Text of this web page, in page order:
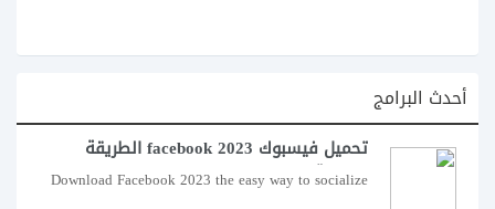
أحدث البرامج
تحميل فيسبوك facebook 2023 الطريقة
السهلة للتواصل الاجتماعي
Download Facebook 2023 the easy way to socialize